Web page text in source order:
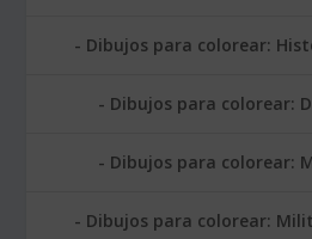
Dibujos para colorear:
Dibujos para colorear:
Dibujos para colorear:
Dibujos para colorear: